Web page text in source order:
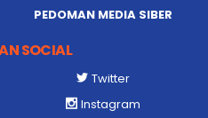
PEDOMAN MEDIA SIBER
SOCIAL
Twitter
Instagram